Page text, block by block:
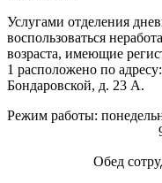
Услугами отделения
воспользоваться
возраста, имеющие
1 расположено по
Бондаровской, д. 23 А.
Режим работы:
Обед